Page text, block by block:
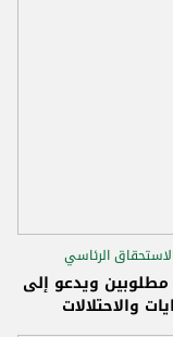
الرئاسي
ويدعو إلى
والاحتلالات